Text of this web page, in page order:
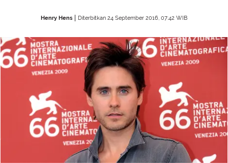
Henry Hens Diterbitkan 24 September 2016, 07:42 WIB